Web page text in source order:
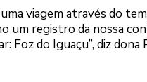
viagem através do
um registro da nossa
Foz do Iguaçu”, diz